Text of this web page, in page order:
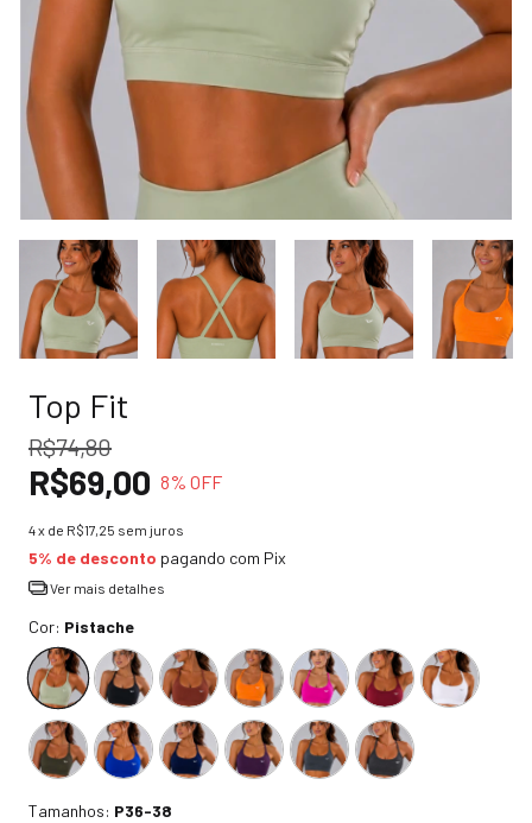
Top Fit
R$74,80
R$69,00 8% OFF
4x de R$17,25 sem juros
5% de desconto pagando com Pix
Ver mais detalhes
Cor: Pistache
Tamanhos: P36-38